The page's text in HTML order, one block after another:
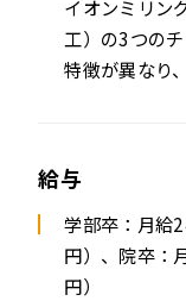
イオンミリン
工）の3つの
特徴が異なり
給与
学部卒：月給
円）、 院卒：
円）